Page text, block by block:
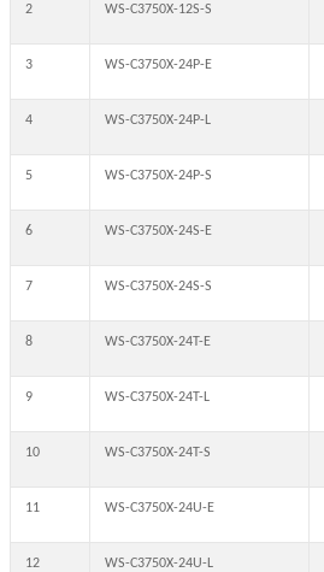
2 WS-C3750X-12S-S
3 WS-C3750X-24P-E
4 WS-C3750X-24P-L
5 WS-C3750X-24P-S
6 WS-C3750X-24S-E
7 WS-C3750X-24S-S
8 WS-C3750X-24T-E
9 WS-C3750X-24T-L
10 WS-C3750X-24T-S
11 WS-C3750X-24U-E
12 WS-C3750X-24U-L